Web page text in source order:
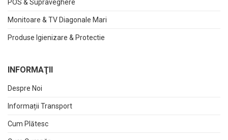
POS & Supraveghere
Monitoare & TV Diagonale Mari
Produse Igienizare & Protectie
INFORMAŢII
Despre Noi
Informații Transport
Cum Plătesc